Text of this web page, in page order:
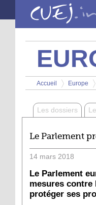
Aller au contenu principal
Vous êtes ici
Accueil
>
Europe
>
Les dossiers
Le Parlement
14 mars 2018
Le Parlement
mesures contre
protéger ses